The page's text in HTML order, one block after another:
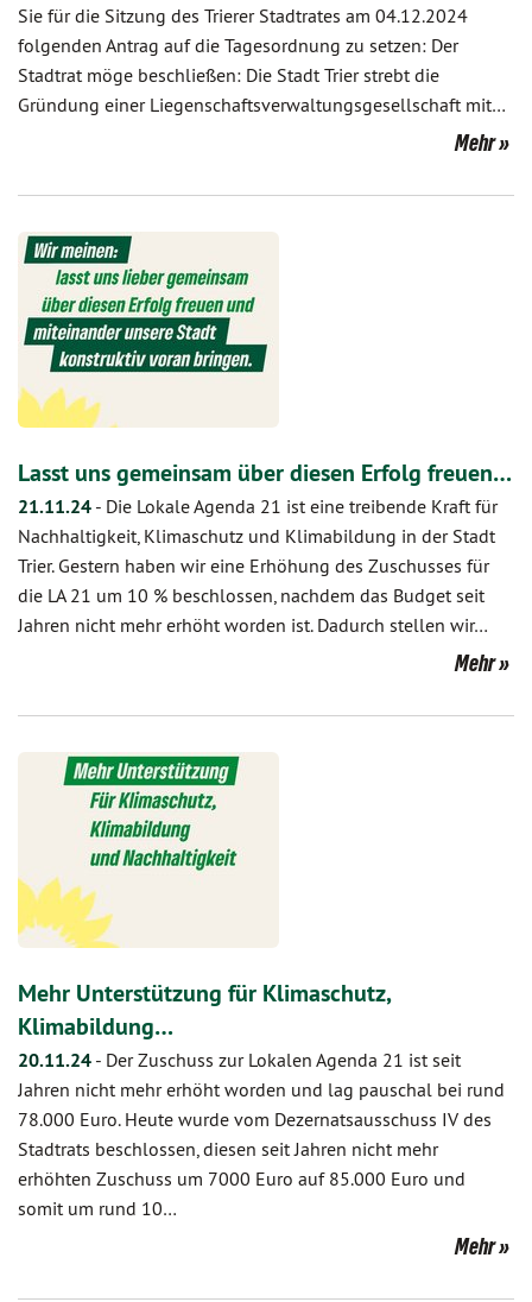
Sie für die Sitzung des Trierer Stadtrates am 04.12.2024
folgenden Antrag auf die Tagesordnung zu setzen: Der
Stadtrat möge beschließen: Die Stadt Trier strebt die
Gründung einer Liegenschaftsverwaltungsgesellschaft mit…
Mehr
Lasst uns gemeinsam über diesen Erfolg freuen…
21.11.24 - Die Lokale Agenda 21 ist eine treibende Kraft für
Nachhaltigkeit, Klimaschutz und Klimabildung in der Stadt
Trier. Gestern haben wir eine Erhöhung des Zuschusses für
die LA 21 um 10 % beschlossen, nachdem das Budget seit
Jahren nicht mehr erhöht worden ist. Dadurch stellen wir…
Mehr
Mehr Unterstützung für Klimaschutz,
Klimabildung…
20.11.24 - Der Zuschuss zur Lokalen Agenda 21 ist seit
Jahren nicht mehr erhöht worden und lag pauschal bei rund
78.000 Euro. Heute wurde vom Dezernatsausschuss IV des
Stadtrats beschlossen, diesen seit Jahren nicht mehr
erhöhten Zuschuss um 7000 Euro auf 85.000 Euro und
somit um rund 10…
Mehr